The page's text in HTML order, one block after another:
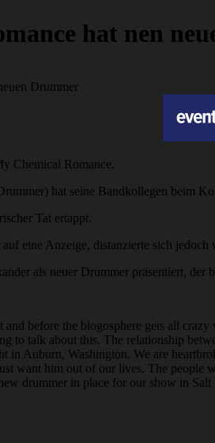
hat nen
Chemical Romance.
hat seine Bandkollegen beim
Tat ertappt.
eine Anzeige, distanzierte sich
als neuer Drummer präsentiert,
and before the blogosphere gets all
to talk about this. The relationship
in Auburn, Washington. We are
want him out of our lives. The people
drummer in place for our show in